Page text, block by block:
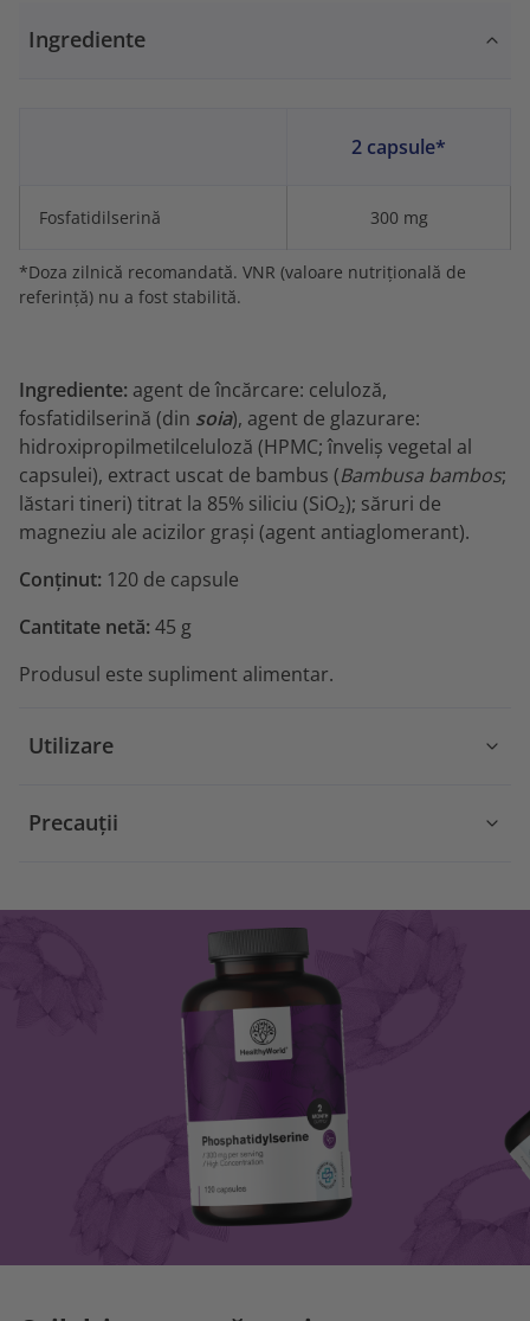
Ingrediente
2 capsule*
Fosfatidilserină 300 mg
*Doza zilnică recomandată. VNR (valoare nutrițională de
referință) nu a fost stabilită.
Ingrediente: agent de încărcare: celuloză,
fosfatidilserină (din soia), agent de glazurare:
hidroxipropilmetilceluloză (HPMC; înveliș vegetal al
capsulei), extract uscat de bambus (Bambusa bambos;
lăstari tineri) titrat la 85% siliciu (SiO₂); săruri de
magneziu ale acizilor grași (agent antiaglomerant).
Conținut: 120 de capsule
Cantitate netă: 45 g
Produsul este supliment alimentar.
Utilizare
Precauții